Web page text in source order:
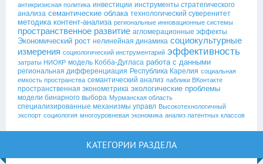
антикризисная политика инвестиции инструменты стратегического
анализа семантические облака технологический суверенитет
методика контент-анализа региональные инновационные системы
пространственное развитие агломерационные эффекты
Экономический рост нелинейная динамика социокультурные
измерения социологический инструментарий эффективность
затраты НИОКР модель Кобба-Дугласа работа с данными
региональная дифференциация Республика Карелия социальная
емкость пространства семантический анализ паблики ВКонтакте
пространственная эконометрика экологические проблемы
модели бинарного выбора Мурманская область
специализированные механизмы управл Высокотехнологичный
экспорт социология многоуровневая экономика анализ латентных классов
КАТЕГОРИИ РАЗДЕЛА